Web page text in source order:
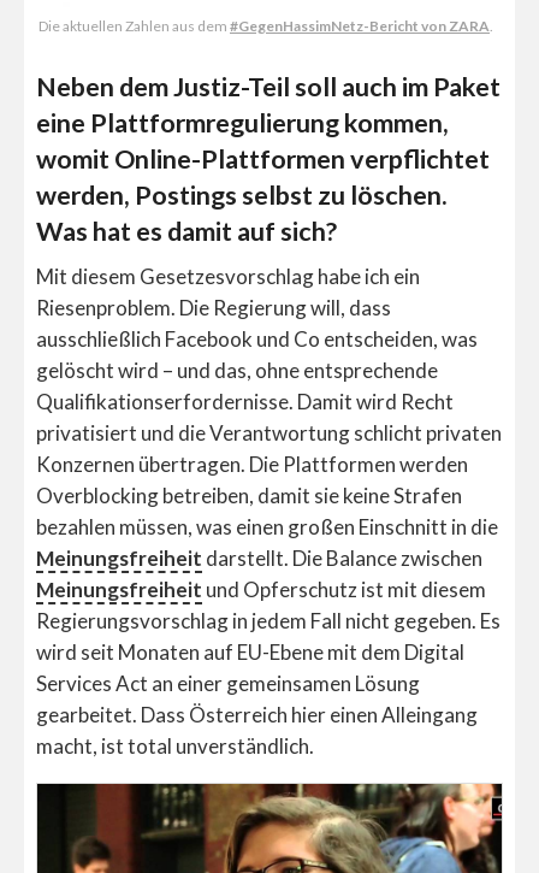
Die aktuellen Zahlen aus dem #GegenHassimNetz-Bericht von ZARA.
Neben dem Justiz-Teil soll auch im Paket
eine Plattformregulierung kommen,
womit Online-Plattformen verpflichtet
werden, Postings selbst zu löschen.
Was hat es damit auf sich?
Mit diesem Gesetzesvorschlag habe ich ein
Riesenproblem. Die Regierung will, dass
ausschließlich Facebook und Co entscheiden, was
gelöscht wird – und das, ohne entsprechende
Qualifikationserfordernisse. Damit wird Recht
privatisiert und die Verantwortung schlicht privaten
Konzernen übertragen. Die Plattformen werden
Overblocking betreiben, damit sie keine Strafen
bezahlen müssen, was einen großen Einschnitt in die
Meinungsfreiheit darstellt. Die Balance zwischen
Meinungsfreiheit und Opferschutz ist mit diesem
Regierungsvorschlag in jedem Fall nicht gegeben. Es
wird seit Monaten auf EU-Ebene mit dem Digital
Services Act an einer gemeinsamen Lösung
gearbeitet. Dass Österreich hier einen Alleingang
macht, ist total unverständlich.